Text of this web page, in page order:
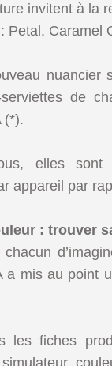
invitent à la
Petal, Caramel
nuancier
serviettes de
(*).
elles
appareil par
: trouver
a mis au point
les fiches